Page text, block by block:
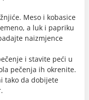
Meso i kobasice
a luk i papriku
naizmjence
i stavite peći u
pečenja ih okrenite.
tako da dobijete